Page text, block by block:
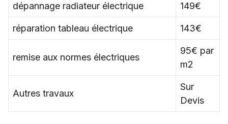
dépannage radiateur électrique 149€
réparation tableau électrique 143€
remise aux normes électriques
95€ par
m2
Autres travaux
Sur
Devis